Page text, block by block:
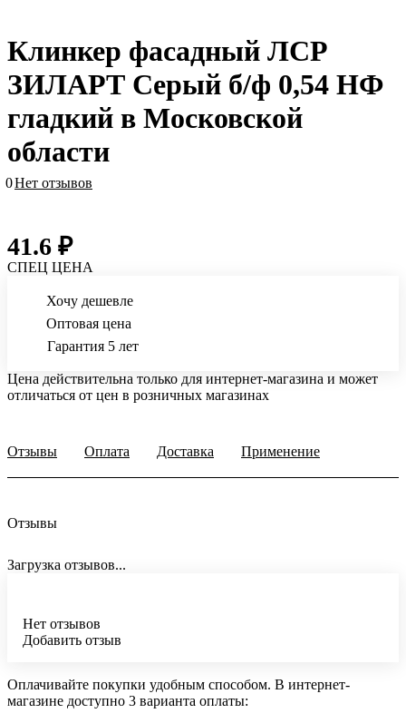
Клинкер фасадный ЛСР
ЗИЛАРТ Серый б/ф 0,54 НФ
гладкий в Московской
области
0Нет отзывов
41.6 ₽
СПЕЦ ЦЕНА
Хочу дешевле
Оптовая цена
Гарантия 5 лет
Цена действительна только для интернет-магазина и может
отличаться от цен в розничных магазинах
Отзывы Оплата Доставка Применение
Отзывы
Загрузка отзывов...
Нет отзывов
Добавить отзыв
Оплачивайте покупки удобным способом. В интернет-
магазине доступно 3 варианта оплаты: